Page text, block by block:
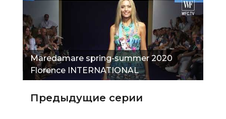
Maredamare spring-summer 2020
Florence INTERNATIONAL
BEACHWEAR EXHIBITION PART 2"
Предыдущие серии